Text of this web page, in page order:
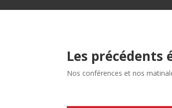
Les précédents
Nos conférences et nos